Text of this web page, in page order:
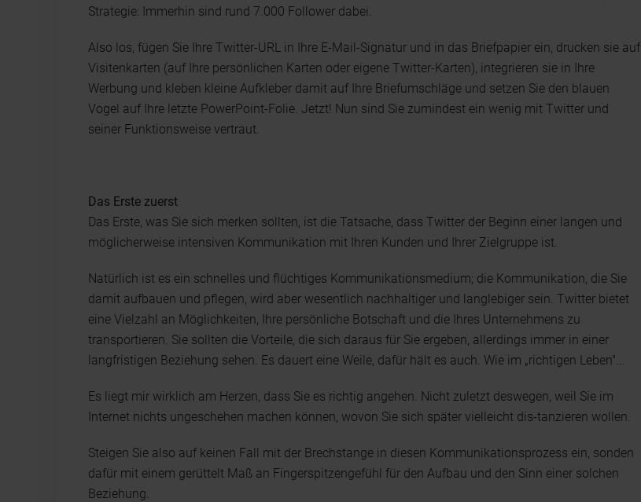
Strategie: Immerhin sind rund 7.000 Follower dabei.
Also los, fügen Sie Ihre Twitter-URL in Ihre E-Mail-Signatur und in das Briefpapier ein, drucken sie auf
Visitenkarten (auf Ihre persönlichen Karten oder eigene Twitter-Karten), integrieren sie in Ihre
Werbung und kleben kleine Aufkleber damit auf Ihre Briefumschläge und setzen Sie den blauen
Vogel auf Ihre letzte PowerPoint-Folie. Jetzt! Nun sind Sie zumindest ein wenig mit Twitter und
seiner Funktionsweise vertraut.
Das Erste zuerst
Das Erste, was Sie sich merken sollten, ist die Tatsache, dass Twitter der Beginn einer langen und
möglicherweise intensiven Kommunikation mit Ihren Kunden und Ihrer Zielgruppe ist.
Natürlich ist es ein schnelles und flüchtiges Kommunikationsmedium; die Kommunikation, die Sie
damit aufbauen und pflegen, wird aber wesentlich nachhaltiger und langlebiger sein. Twitter bietet
eine Vielzahl an Möglichkeiten, Ihre persönliche Botschaft und die Ihres Unternehmens zu
transportieren. Sie sollten die Vorteile, die sich daraus für Sie ergeben, allerdings immer in einer
langfristigen Beziehung sehen. Es dauert eine Weile, dafür hält es auch. Wie im „richtigen Leben"...
Es liegt mir wirklich am Herzen, dass Sie es richtig angehen. Nicht zuletzt deswegen, weil Sie im
Internet nichts ungeschehen machen können, wovon Sie sich später vielleicht dis-tanzieren wollen.
Steigen Sie also auf keinen Fall mit der Brechstange in diesen Kommunikationsprozess ein, sonden
dafür mit einem gerüttelt Maß an Fingerspitzengefühl für den Aufbau und den Sinn einer solchen
Beziehung.